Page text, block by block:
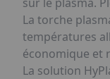
La torche
températures
économique et
La solution